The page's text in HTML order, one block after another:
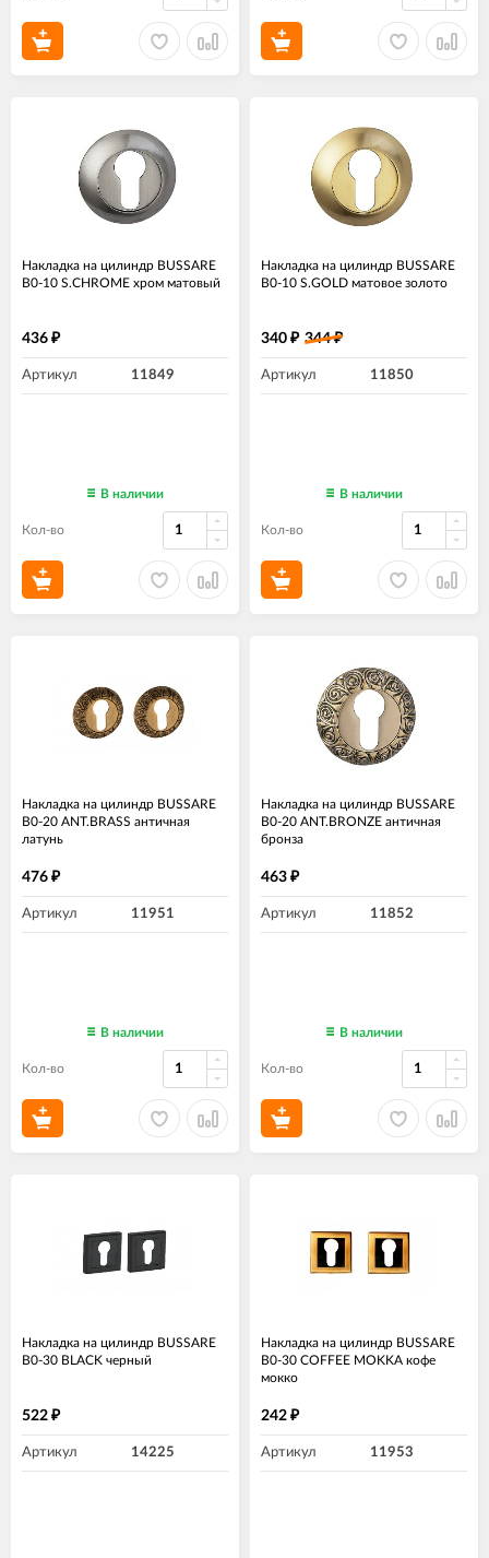
Накладка на цилиндр BUSSARE
B0-10 S.CHROME хром матовый
436 ₽
Артикул 11849
В наличии
Кол-во
Накладка на цилиндр BUSSARE
B0-10 S.GOLD матовое золото
340 ₽ 344₽
Артикул 11850
В наличии
Кол-во
Накладка на цилиндр BUSSARE
B0-20 ANT.BRASS античная
латунь
476 ₽
Артикул 11951
В наличии
Кол-во
Накладка на цилиндр BUSSARE
B0-20 ANT.BRONZE античная
бронза
463 ₽
Артикул 11852
В наличии
Кол-во
Накладка на цилиндр BUSSARE
B0-30 BLACK черный
522 ₽
Артикул 14225
Накладка на цилиндр BUSSARE
B0-30 COFFEE MOKKA кофе
мокко
242 ₽
Артикул 11953